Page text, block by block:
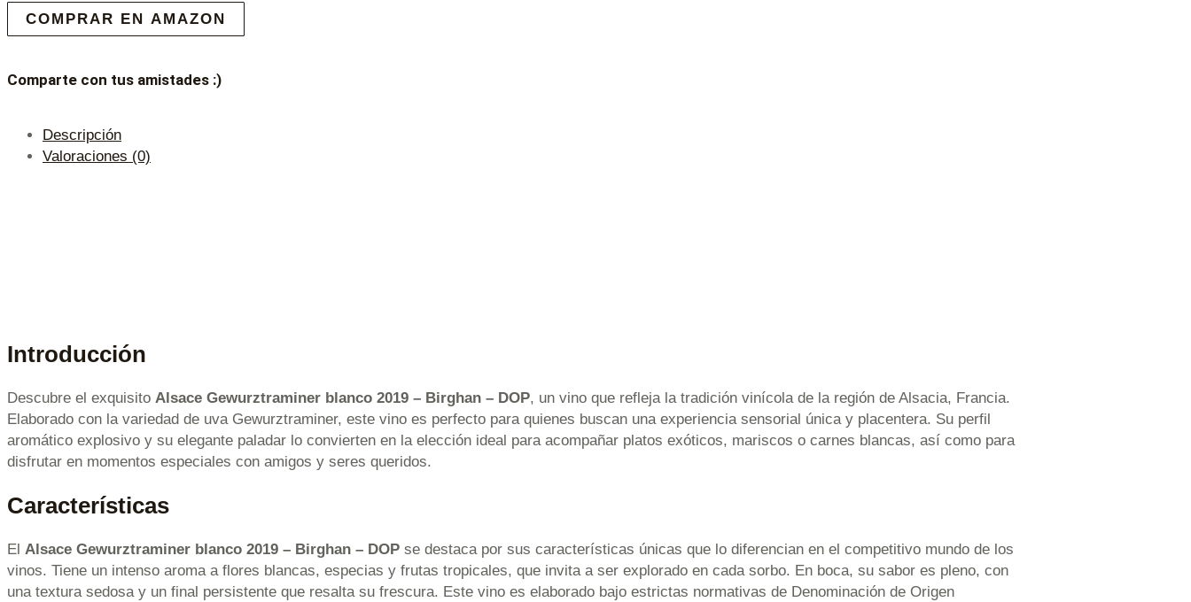
COMPRAR EN AMAZON
Comparte con tus amistades :)
Descripción
Valoraciones (0)
Introducción
Descubre el exquisito Alsace Gewurztraminer blanco 2019 – Birghan – DOP, un vino que refleja la tradición vinícola de la región de Alsacia, Francia.
Elaborado con la variedad de uva Gewurztraminer, este vino es perfecto para quienes buscan una experiencia sensorial única y placentera. Su perfil
aromático explosivo y su elegante paladar lo convierten en la elección ideal para acompañar platos exóticos, mariscos o carnes blancas, así como para
disfrutar en momentos especiales con amigos y seres queridos.
Características
El Alsace Gewurztraminer blanco 2019 – Birghan – DOP se destaca por sus características únicas que lo diferencian en el competitivo mundo de los
vinos. Tiene un intenso aroma a flores blancas, especias y frutas tropicales, que invita a ser explorado en cada sorbo. En boca, su sabor es pleno, con
una textura sedosa y un final persistente que resalta su frescura. Este vino es elaborado bajo estrictas normativas de Denominación de Origen